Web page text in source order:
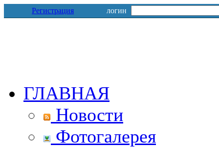
Регистрация логин
ГЛАВНАЯ
Новости
Фотогалерея